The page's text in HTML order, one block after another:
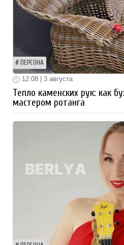
ПЕРСОНА
12:08 | 3 августа
Тепло каменских рук: как
мастером ротанга